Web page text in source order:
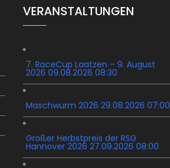
VERANSTALTUNGEN
7. RaceCup Laatzen – 9. August
2026 09.08.2026 08:30
Maschwurm 2026 29.08.2026 07:00
Großer Herbstpreis der RSG
Hannover 2026 27.09.2026 08:00